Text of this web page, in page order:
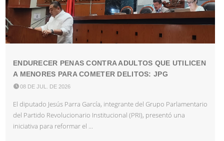
ENDURECER PENAS CONTRA ADULTOS QUE UTILICEN
A MENORES PARA COMETER DELITOS: JPG
08 DE JUL. DE 2026
El diputado Jesús Parra García, integrante del Grupo Parlamentario
del Partido Revolucionario Institucional (PRI), presentó una
iniciativa para reformar el ...